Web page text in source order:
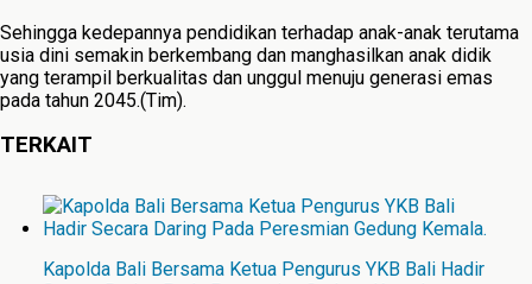
Sehingga kedepannya pendidikan terhadap anak-anak terutama
usia dini semakin berkembang dan manghasilkan anak didik
yang terampil berkualitas dan unggul menuju generasi emas
pada tahun 2045.(Tim).
TERKAIT
Kapolda Bali Bersama Ketua Pengurus YKB Bali Hadir